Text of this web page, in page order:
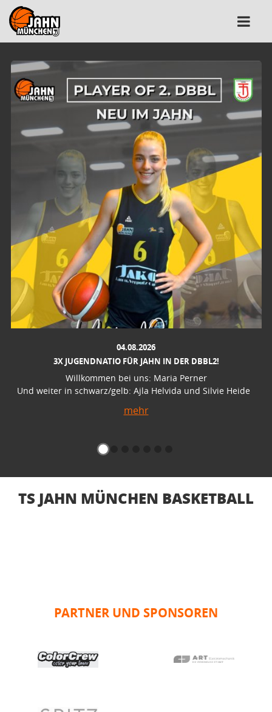
04.08.2026
3X JUGENDNATIO FÜR JAHN IN DER DBBL2!
Willkommen bei uns: Maria Perner
Und weiter in schwarz/gelb: Ajla Helvida und Silvie Heide
mehr
TS JAHN MÜNCHEN BASKETBALL
PARTNER UND SPONSOREN